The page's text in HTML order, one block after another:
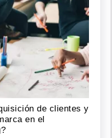
de clientes y
en el